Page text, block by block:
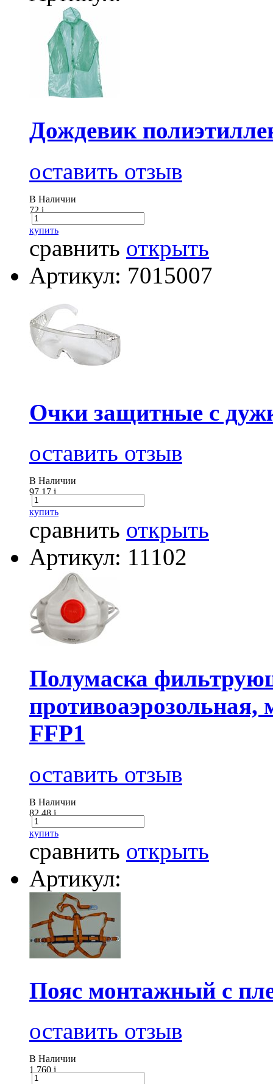
Дождевик
оставить отзыв
В Наличии
72i
купить
сравнить открыть
Артикул: 7015007
Очки защитные с
оставить отзыв
В Наличии
97.17i
купить
сравнить открыть
Артикул: 11102
Полумаска
противоаэрозольная,
FFP1
оставить отзыв
В Наличии
82.48i
купить
сравнить открыть
Артикул:
Пояс монтажный с
оставить отзыв
В Наличии
1 760i